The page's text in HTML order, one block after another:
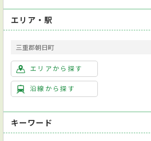
エリア・駅
三重郡朝日町
エリアから探す
沿線から探す
キーワード